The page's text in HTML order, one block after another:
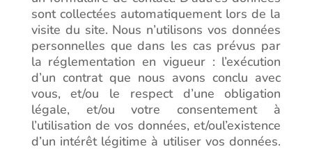
sont collectées automatiquement lors de la
visite du site. Nous n’utilisons vos données
personnelles que dans les cas prévus par
la réglementation en vigueur : l’exécution
d’un contrat que nous avons conclu avec
vous, et/ou le respect d’une obligation
légale, et/ou votre consentement à
l’utilisation de vos données, et/oul’existence
d’un intérêt légitime à utiliser vos données.